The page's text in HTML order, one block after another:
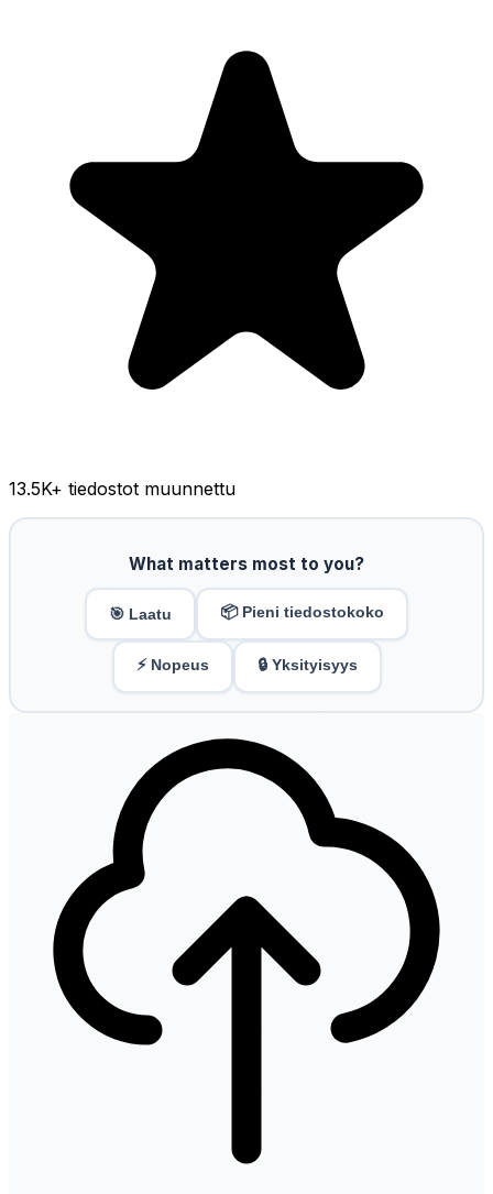
13.5K+ tiedostot muunnettu
What matters most to you?
🎯 Laatu 📦 Pieni tiedostokoko
⚡ Nopeus 🔒 Yksityisyys